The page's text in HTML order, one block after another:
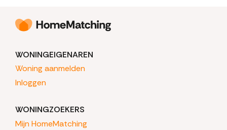
WONINGEIGENAREN
Woning aanmelden
Inloggen
WONINGZOEKERS
Mijn HomeMatching